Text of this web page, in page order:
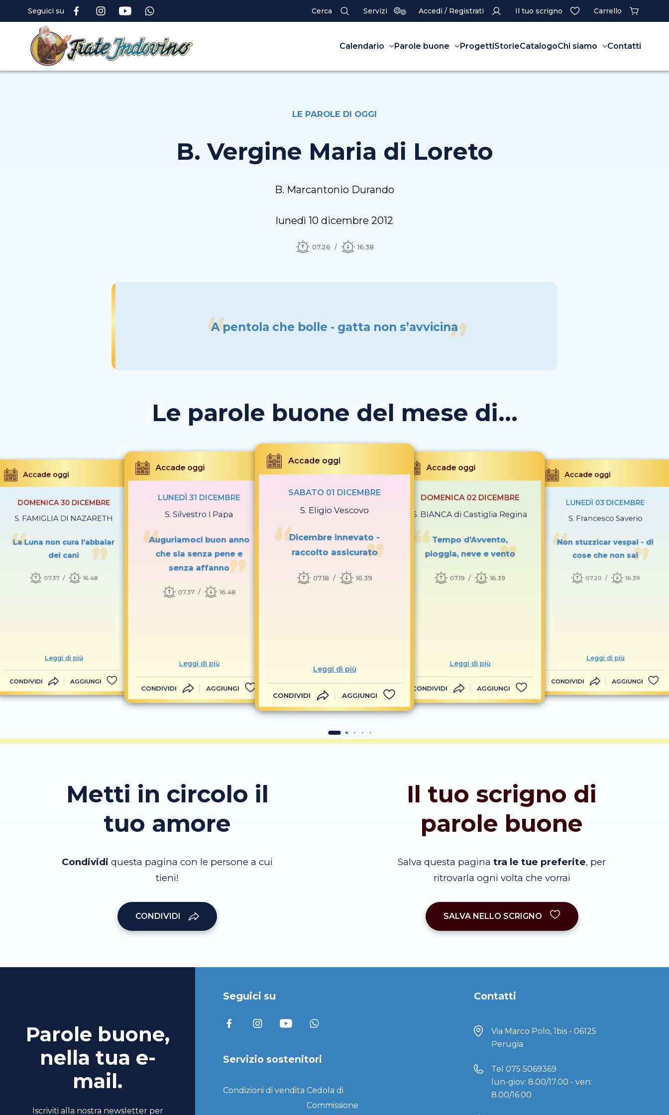
Seguici su Cerca Servizi Accedi / Registrati Il tuo scrigno Carrello
Calendario Parole buone ProgettiStorieCatalogoChi siamo Contatti
LE PAROLE DI OGGI
B. Vergine Maria di Loreto
B. Marcantonio Durando
lunedì 10 dicembre 2012
07.26 16.38
A pentola che bolle - gatta non s’avvicina
Le parole buone del mese di...
Accade oggi
DOMENICA 30 DICEMBRE
S. FAMIGLIA DI NAZARETH
La Luna non cura l’abbaiar
dei cani
07.37 16.48
Leggi di più
CONDIVIDI AGGIUNGI
Accade oggi
LUNEDÌ 31 DICEMBRE
S. Silvestro I Papa
Auguriamoci buon anno
che sia senza pene e
senza affanno
07.37 16.48
Leggi di più
CONDIVIDI AGGIUNGI
Accade oggi
SABATO 01 DICEMBRE
S. Eligio Vescovo
Dicembre innevato -
raccolto assicurato
07.18 16.39
Leggi di più
CONDIVIDI AGGIUNGI
Accade oggi
DOMENICA 02 DICEMBRE
S. BIANCA di Castiglia Regina
Tempo d’Avvento,
pioggia, neve e vento
07.19 16.39
Leggi di più
CONDIVIDI AGGIUNGI
Accade oggi
LUNEDÌ 03 DICEMBRE
S. Francesco Saverio
Non stuzzicar vespai - di
cose che non sai
07.20 16.39
Leggi di più
CONDIVIDI AGGIUNGI
Metti in circolo il
tuo amore
Condividi questa pagina con le persone a cui
tieni!
CONDIVIDI
Il tuo scrigno di
parole buone
Salva questa pagina tra le tue preferite, per
ritrovarla ogni volta che vorrai
SALVA NELLO SCRIGNO
Parole buone,
nella tua e-
mail.
Iscriviti alla nostra newsletter per
Seguici su
Servizio sostenitori
Condizioni di vendita Cedola di
Commissione
Contatti
Via Marco Polo, 1bis - 06125
Perugia
Tel 075 5069369
lun-giov: 8.00/17.00 - ven:
8.00/16.00